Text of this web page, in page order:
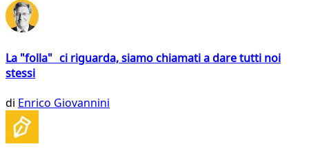
La "folla" ci riguarda, siamo chiamati a dare tutti noi
stessi
di Enrico Giovannini